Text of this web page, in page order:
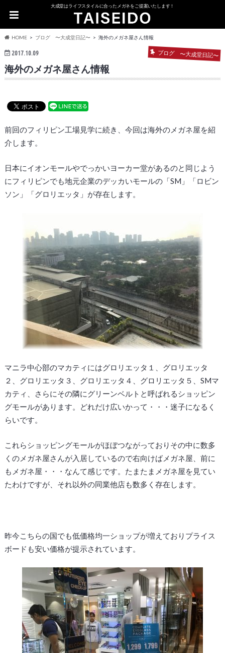
大成堂はライフスタイルに合ったメガネをご提案いたします！
HOME ブログ 〜大成堂日記〜 海外のメガネ屋さん情報
2017.10.09 ブログ 〜大成堂日記〜
海外のメガネ屋さん情報
前回のフィリピン工場見学に続き、今回は海外のメガネ屋を紹
介します。
日本にイオンモールやでっかいヨーカー堂があるのと同じよう
にフィリピンでも地元企業のデッカいモールの「SM」「ロビン
ソン」「グロリエッタ」が存在します。
マニラ中心部のマカティにはグロリエッタ１、グロリエッタ
２、グロリエッタ３、グロリエッタ４、グロリエッタ５、SMマ
カティ、さらにその隣にグリーンベルトと呼ばれるショッピン
グモールがあります。どれだけ広いかって・・・迷子になるく
らいです。
これらショッピングモールがほぼつながっておりその中に数多
くのメガネ屋さんが入居しているので右向けばメガネ屋、前に
もメガネ屋・・・なんて感じです。たまたまメガネ屋を見てい
たわけですが、それ以外の同業他店も数多く存在します。
昨今こちらの国でも低価格均一ショップが増えておりプライス
ボードも安い価格が提示されています。